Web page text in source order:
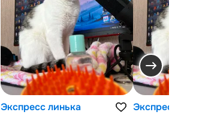
Экспресс линька Экспресс-